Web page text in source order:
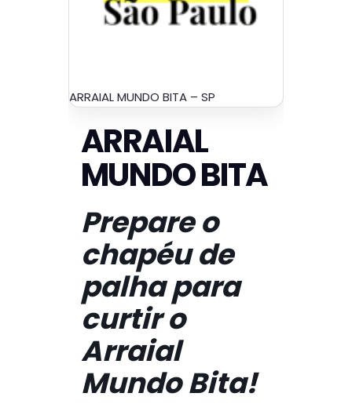
ARRAIAL MUNDO BITA – SP
ARRAIAL
MUNDO BITA
Prepare o
chapéu de
palha para
curtir o
Arraial
Mundo Bita!